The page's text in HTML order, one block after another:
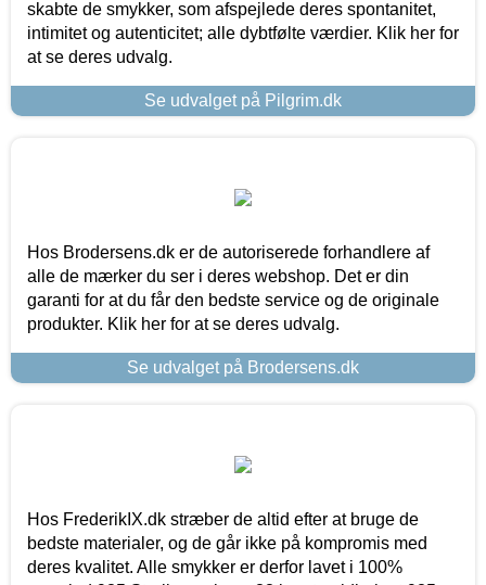
skabte de smykker, som afspejlede deres spontanitet,
intimitet og autenticitet; alle dybtfølte værdier. Klik her for
at se deres udvalg.
Se udvalget på Pilgrim.dk
Hos Brodersens.dk er de autoriserede forhandlere af
alle de mærker du ser i deres webshop. Det er din
garanti for at du får den bedste service og de originale
produkter. Klik her for at se deres udvalg.
Se udvalget på Brodersens.dk
Hos FrederikIX.dk stræber de altid efter at bruge de
bedste materialer, og de går ikke på kompromis med
deres kvalitet. Alle smykker er derfor lavet i 100%